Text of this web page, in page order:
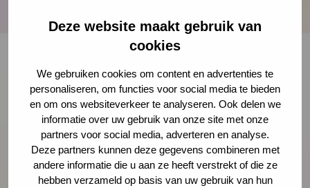
Deze website maakt gebruik van
cookies
We gebruiken cookies om content en advertenties te
personaliseren, om functies voor social media te bieden
en om ons websiteverkeer te analyseren. Ook delen we
informatie over uw gebruik van onze site met onze
partners voor social media, adverteren en analyse.
Deze partners kunnen deze gegevens combineren met
andere informatie die u aan ze heeft verstrekt of die ze
hebben verzameld op basis van uw gebruik van hun
Onze nieuwsbrief ontvangen?
Schrijf je in